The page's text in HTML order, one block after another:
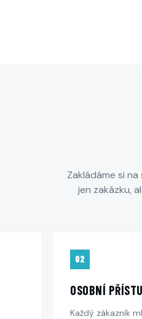
Zakládáme si
jen zakázku,
02
OSOBNÍ
Každý zákazník